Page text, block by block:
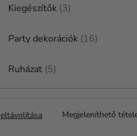
Kiegészítők 3
Party dekorációk 16
Ruházat 5
Megjeleníthető